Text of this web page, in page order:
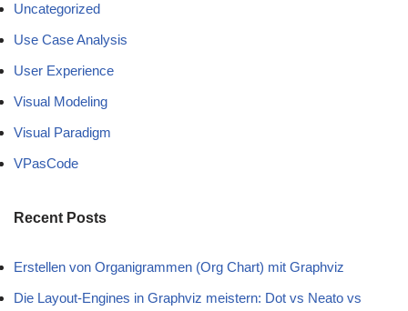
Uncategorized
Use Case Analysis
User Experience
Visual Modeling
Visual Paradigm
VPasCode
Recent Posts
Erstellen von Organigrammen (Org Chart) mit Graphviz
Die Layout-Engines in Graphviz meistern: Dot vs Neato vs